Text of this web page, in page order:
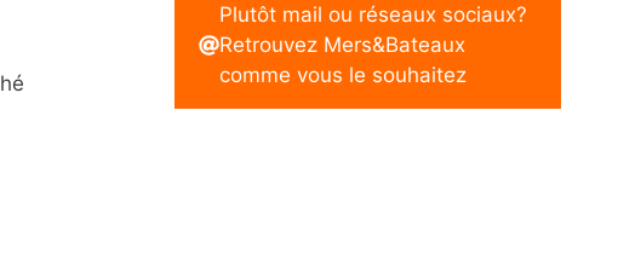
Plutôt mail ou réseaux sociaux?
Retrouvez Mers&Bateaux
comme vous le souhaitez